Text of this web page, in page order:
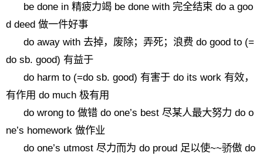
be done in 精疲力竭 be done with 完全结束 do a goo
d deed 做一件好事
do away with 去掉，废除；弄死；浪费 do good to (=
do sb. good) 有益于
do harm to (=do sb. good) 有害于 do its work 有效，
有作用 do much 极有用
do wrong to 做错 do one’s best 尽某人最大努力 do o
ne’s homework 做作业
do one’s utmost 尽力而为 do proud 足以使~~骄傲 do